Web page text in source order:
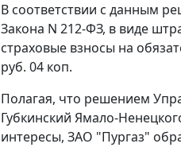
В соответствии с данным
Закона N 212-ФЗ, в виде
страховые взносы на
руб. 04 коп.
Полагая, что решением
Губкинский Ямало-
интересы, ЗАО "Пургаз"